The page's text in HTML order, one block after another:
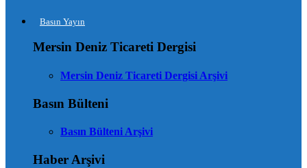
Basın Yayın
Mersin Deniz Ticareti Dergisi
Mersin Deniz Ticareti Dergisi Arşivi
Basın Bülteni
Basın Bülteni Arşivi
Haber Arşivi